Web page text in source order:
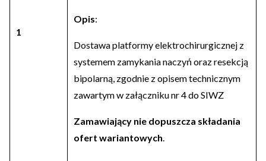
1
Opis:
Dostawa platformy elektrochirurgicznej z
systemem zamykania naczyń oraz resekcją
bipolarną, zgodnie z opisem technicznym
zawartym w załączniku nr 4 do SIWZ
Zamawiający nie dopuszcza składania
ofert wariantowych.